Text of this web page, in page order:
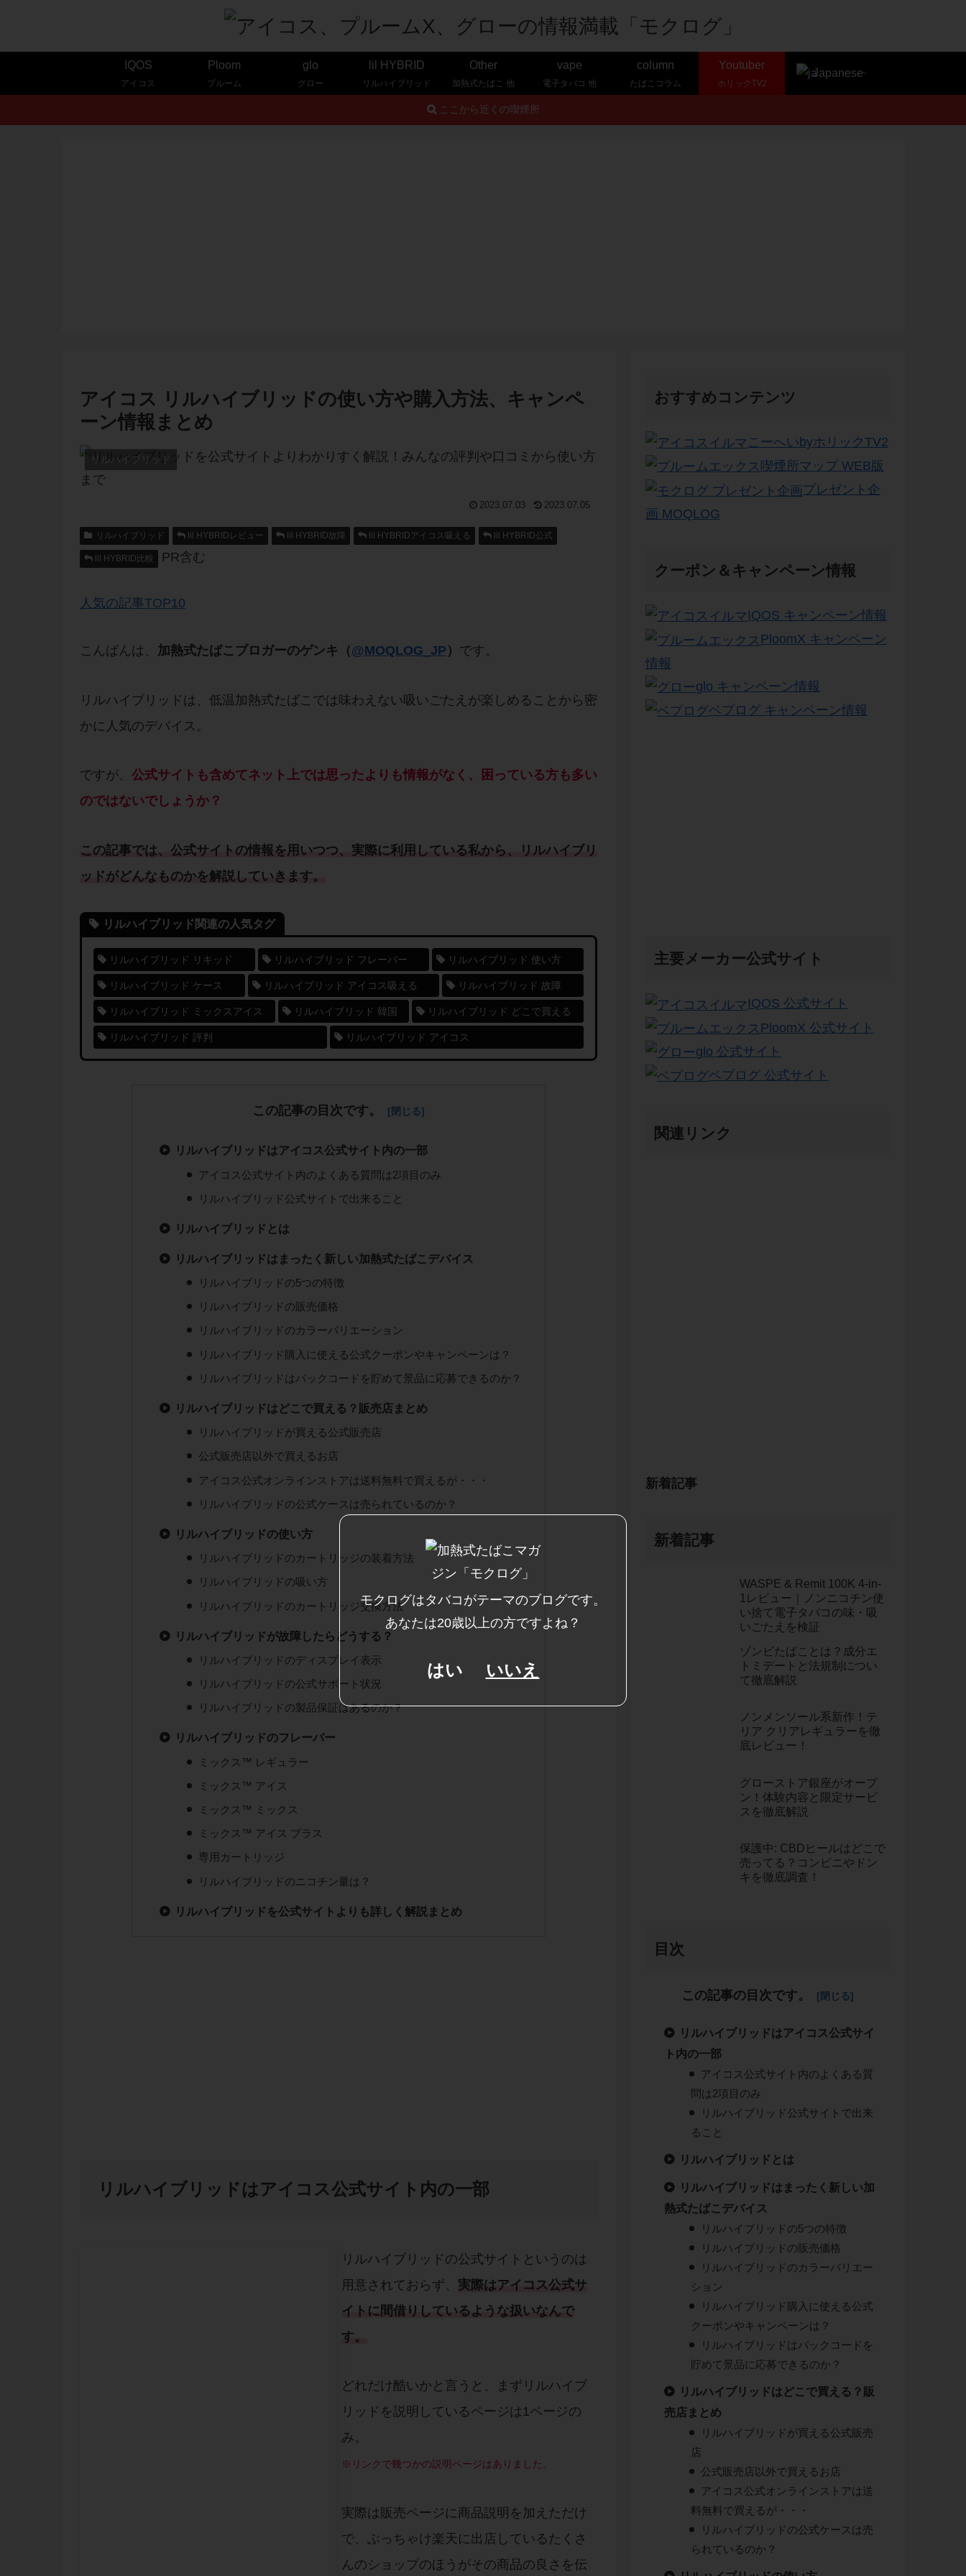
IQOS
アイコス
Ploom
プルーム
glo
グロー
lil HYBRID
リルハイブリッド
Other
加熱式たばこ 他
vape
電子タバコ 他
column
たばこコラム
Youtuber
ホリックTV2
Japanese
ここから近くの喫煙所
アイコス リルハイブリッドの使い方や購入方法、キャンペ
ーン情報まとめ
リルハイブリッド
2023.07.03 2023.07.05
リルハイブリッド lil HYBRIDレビュー lil HYBRID故障 lil HYBRIDアイコス吸える lil HYBRID公式
lil HYBRID比較 PR含む
人気の記事TOP10
こんばんは、 加熱式たばこブロガーのゲンキ（@MOQLOG_JP ） です。
リルハイブリッドは、低温加熱式たばこでは味わえない吸いごたえが楽しめることから密
かに人気のデバイス。
ですが、 公式サイト も含めてネット上では思ったよりも情報がなく、困っている方も多い
のではないでしょうか？
この記事では、 公式サイト の情報を用いつつ、実際に利用している私から、
リルハイブリ
ッドがどんなものかを解説していきます。
リルハイブリッド関連の人気タグ
リルハイブリッド リキッド リルハイブリッド フレーバー リルハイブリッド 使い方
リルハイブリッド ケース リルハイブリッド アイコス吸える リルハイブリッド 故障
リルハイブリッド ミックスアイス リルハイブリッド 韓国 リルハイブリッド どこで買える
リルハイブリッド 評判 リルハイブリッド アイコス
この記事の目次です。
リルハイブリッドはアイコス公式サイト内の一部
アイコス公式サイト内のよくある質問は2項目のみ
リルハイブリッド公式サイトで出来ること
リルハイブリッドとは
リルハイブリッドはまったく新しい加熱式たばこデバイス
リルハイブリッドの5つの特徴
リルハイブリッドの販売価格
リルハイブリッドのカラーバリエーション
リルハイブリッド購入に使える公式クーポンやキャンペーンは？
リルハイブリッドはパックコードを貯めて景品に応募できるのか？
リルハイブリッドはどこで買える？販売店まとめ
リルハイブリッドが買える公式販売店
公式販売店以外で買えるお店
アイコス公式オンラインストアは送料無料で買えるが・・・
リルハイブリッドの公式ケースは売られているのか？
リルハイブリッドの使い方
リルハイブリッドのカートリッジの装着方法
リルハイブリッドの吸い方
リルハイブリッドのカートリッジ交換方法
リルハイブリッドが故障したらどうする？
リルハイブリッドのディスプレイ表示
リルハイブリッドの公式サポート状況
リルハイブリッドの製品保証はあるのか？
リルハイブリッドのフレーバー
ミックス™ レギュラー
ミックス™ アイス
ミックス™ ミックス
ミックス™ アイス プラス
専用カートリッジ
リルハイブリッドのニコチン量は？
リルハイブリッドを公式サイトよりも詳しく解説まとめ
リルハイブリッドはアイコス公式サイト内の一部
リルハイブリッドの公式サイトというのは
用意されておらず、 実際はアイコス公式サ
イトに間借りしているような扱いなんで
す。
どれだけ酷いかと言うと、まずリルハイブ
リッドを説明しているページは1ページの
み。
※リンクで幾つかの説明ページはありました。
実際は販売ページに商品説明を加えただけ
で、ぶっちゃけ楽天に出店しているたくさ
んのショップのほうがその商品の良さを伝
おすすめコンテンツ
こーへいbyホリックTV2
喫煙所マップ WEB版
プレゼント企
画 MOQLOG
クーポン＆キャンペーン情報
IQOS キャンペーン情報
PloomX キャンペーン
情報
glo キャンペーン情報
ベプログ キャンペーン情報
主要メーカー公式サイト
IQOS 公式サイト
PloomX 公式サイト
glo 公式サイト
ベプログ 公式サイト
関連リンク
新着記事
新着記事
WASPE & Remit 100K 4-in-
1レビュー｜ノンニコチン使
い捨て電子タバコの味・吸
いごたえを検証
ゾンビたばことは？成分エ
トミデートと法規制につい
て徹底解説
ノンメンソール系新作！テ
リア クリアレギュラーを徹
底レビュー！
グローストア銀座がオープ
ン！体験内容と限定サービ
スを徹底解説
保護中: CBDヒールはどこで
売ってる？コンビニやドン
キを徹底調査！
目次
この記事の目次です。
リルハイブリッドはアイコス公式サイ
ト内の一部
アイコス公式サイト内のよくある質
問は2項目のみ
リルハイブリッド公式サイトで出来
ること
リルハイブリッドとは
リルハイブリッドはまったく新しい加
熱式たばこデバイス
リルハイブリッドの5つの特徴
リルハイブリッドの販売価格
リルハイブリッドのカラーバリエー
ション
リルハイブリッド購入に使える公式
クーポンやキャンペーンは？
リルハイブリッドはパックコードを
貯めて景品に応募できるのか？
リルハイブリッドはどこで買える？販
売店まとめ
リルハイブリッドが買える公式販売
店
公式販売店以外で買えるお店
アイコス公式オンラインストアは送
料無料で買えるが・・・
リルハイブリッドの公式ケースは売
られているのか？
モクログはタバコがテーマのブログです。
あなたは20歳以上の方ですよね？
はい いいえ